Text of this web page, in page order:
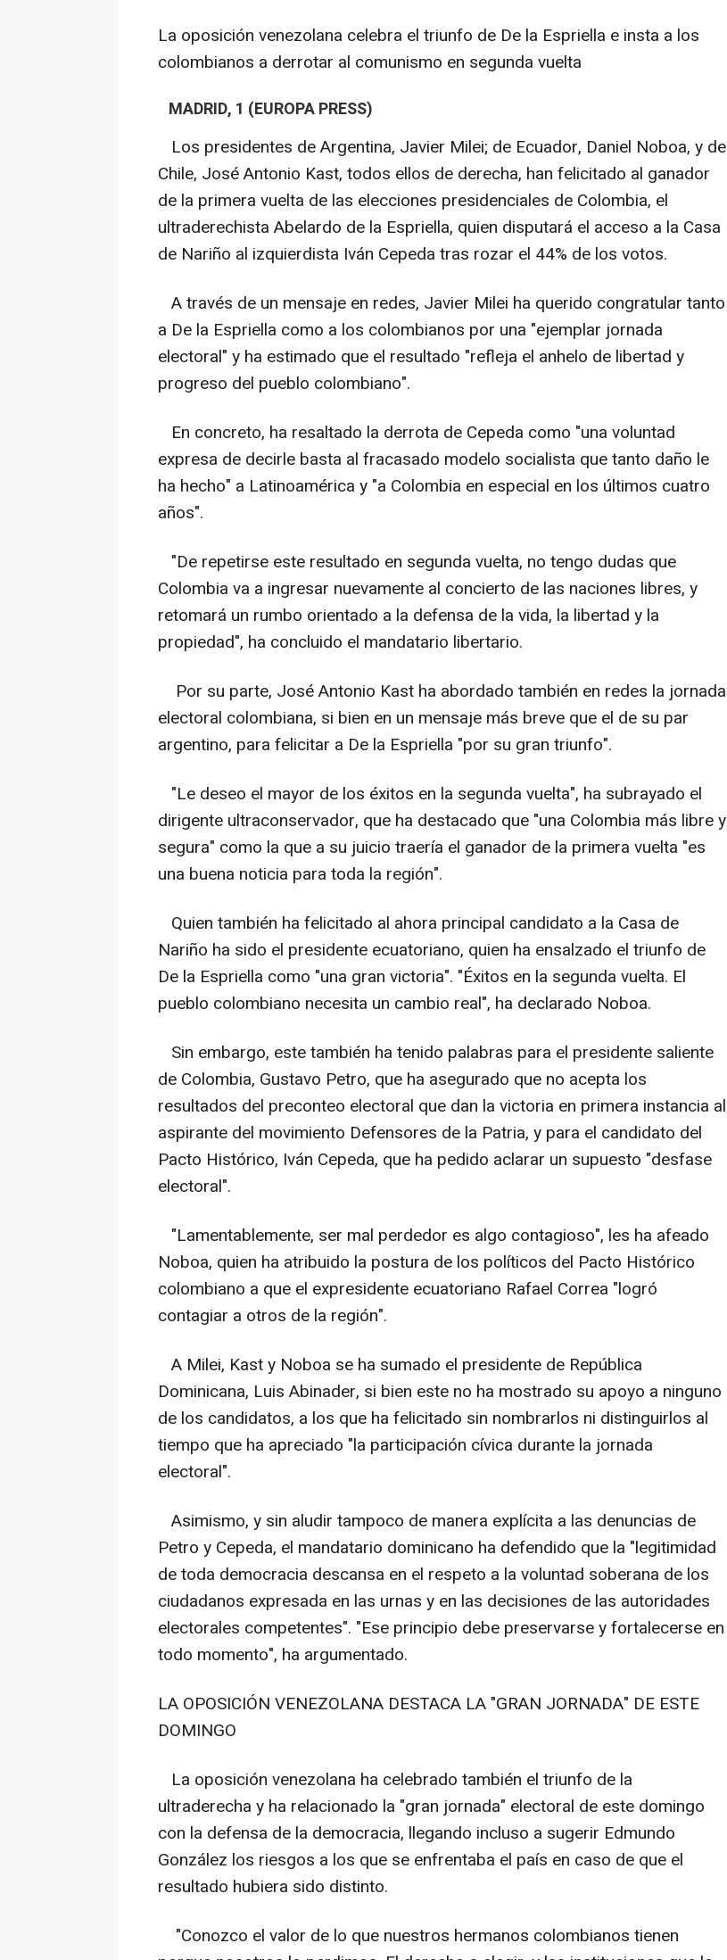
La oposición venezolana celebra el triunfo de De la Espriella e insta a los
colombianos a derrotar al comunismo en segunda vuelta
MADRID, 1 (EUROPA PRESS)
Los presidentes de Argentina, Javier Milei; de Ecuador, Daniel Noboa, y de
Chile, José Antonio Kast, todos ellos de derecha, han felicitado al ganador
de la primera vuelta de las elecciones presidenciales de Colombia, el
ultraderechista Abelardo de la Espriella, quien disputará el acceso a la Casa
de Nariño al izquierdista Iván Cepeda tras rozar el 44% de los votos.
A través de un mensaje en redes, Javier Milei ha querido congratular tanto
a De la Espriella como a los colombianos por una "ejemplar jornada
electoral" y ha estimado que el resultado "refleja el anhelo de libertad y
progreso del pueblo colombiano".
En concreto, ha resaltado la derrota de Cepeda como "una voluntad
expresa de decirle basta al fracasado modelo socialista que tanto daño le
ha hecho" a Latinoamérica y "a Colombia en especial en los últimos cuatro
años".
"De repetirse este resultado en segunda vuelta, no tengo dudas que
Colombia va a ingresar nuevamente al concierto de las naciones libres, y
retomará un rumbo orientado a la defensa de la vida, la libertad y la
propiedad", ha concluido el mandatario libertario.
Por su parte, José Antonio Kast ha abordado también en redes la jornada
electoral colombiana, si bien en un mensaje más breve que el de su par
argentino, para felicitar a De la Espriella "por su gran triunfo".
"Le deseo el mayor de los éxitos en la segunda vuelta", ha subrayado el
dirigente ultraconservador, que ha destacado que "una Colombia más libre y
segura" como la que a su juicio traería el ganador de la primera vuelta "es
una buena noticia para toda la región".
Quien también ha felicitado al ahora principal candidato a la Casa de
Nariño ha sido el presidente ecuatoriano, quien ha ensalzado el triunfo de
De la Espriella como "una gran victoria". "Éxitos en la segunda vuelta. El
pueblo colombiano necesita un cambio real", ha declarado Noboa.
Sin embargo, este también ha tenido palabras para el presidente saliente
de Colombia, Gustavo Petro, que ha asegurado que no acepta los
resultados del preconteo electoral que dan la victoria en primera instancia al
aspirante del movimiento Defensores de la Patria, y para el candidato del
Pacto Histórico, Iván Cepeda, que ha pedido aclarar un supuesto "desfase
electoral".
"Lamentablemente, ser mal perdedor es algo contagioso", les ha afeado
Noboa, quien ha atribuido la postura de los políticos del Pacto Histórico
colombiano a que el expresidente ecuatoriano Rafael Correa "logró
contagiar a otros de la región".
A Milei, Kast y Noboa se ha sumado el presidente de República
Dominicana, Luis Abinader, si bien este no ha mostrado su apoyo a ninguno
de los candidatos, a los que ha felicitado sin nombrarlos ni distinguirlos al
tiempo que ha apreciado "la participación cívica durante la jornada
electoral".
Asimismo, y sin aludir tampoco de manera explícita a las denuncias de
Petro y Cepeda, el mandatario dominicano ha defendido que la "legitimidad
de toda democracia descansa en el respeto a la voluntad soberana de los
ciudadanos expresada en las urnas y en las decisiones de las autoridades
electorales competentes". "Ese principio debe preservarse y fortalecerse en
todo momento", ha argumentado.
LA OPOSICIÓN VENEZOLANA DESTACA LA "GRAN JORNADA" DE ESTE
DOMINGO
La oposición venezolana ha celebrado también el triunfo de la
ultraderecha y ha relacionado la "gran jornada" electoral de este domingo
con la defensa de la democracia, llegando incluso a sugerir Edmundo
González los riesgos a los que se enfrentaba el país en caso de que el
resultado hubiera sido distinto.
"Conozco el valor de lo que nuestros hermanos colombianos tienen